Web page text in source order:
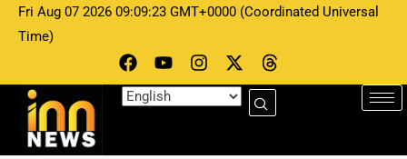
Fri Aug 07 2026 09:09:23 GMT+0000 (Coordinated Universal
Time)